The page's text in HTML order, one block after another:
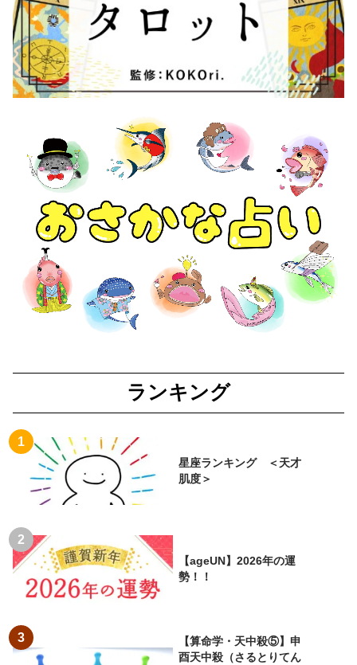
ランキング
星座ランキング ＜天才
肌度＞
【ageUN】2026年の運
勢！！
【算命学・天中殺⑤】申
酉天中殺（さるとりてん